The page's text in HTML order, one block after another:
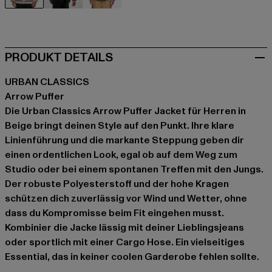
PRODUKT DETAILS
URBAN CLASSICS
Arrow Puffer
Die Urban Classics Arrow Puffer Jacket für Herren in
Beige bringt deinen Style auf den Punkt. Ihre klare
Linienführung und die markante Steppung geben dir
einen ordentlichen Look, egal ob auf dem Weg zum
Studio oder bei einem spontanen Treffen mit den Jungs.
Der robuste Polyesterstoff und der hohe Kragen
schützen dich zuverlässig vor Wind und Wetter, ohne
dass du Kompromisse beim Fit eingehen musst.
Kombinier die Jacke lässig mit deiner Lieblingsjeans
oder sportlich mit einer Cargo Hose. Ein vielseitiges
Essential, das in keiner coolen Garderobe fehlen sollte.